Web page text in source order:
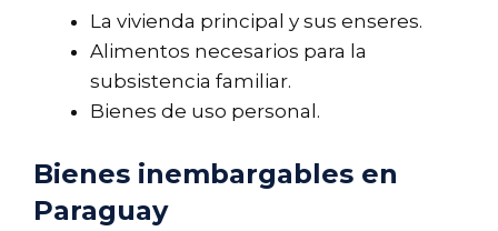
La vivienda principal y sus enseres.
Alimentos necesarios para la
subsistencia familiar.
Bienes de uso personal.
Bienes inembargables en
Paraguay